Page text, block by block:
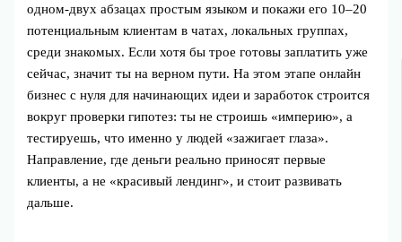
одном-двух абзацах простым языком и покажи его 10–20
потенциальным клиентам в чатах, локальных группах,
среди знакомых. Если хотя бы трое готовы заплатить уже
сейчас, значит ты на верном пути. На этом этапе онлайн
бизнес с нуля для начинающих идеи и заработок строится
вокруг проверки гипотез: ты не строишь «империю», а
тестируешь, что именно у людей «зажигает глаза».
Направление, где деньги реально приносят первые
клиенты, а не «красивый лендинг», и стоит развивать
дальше.